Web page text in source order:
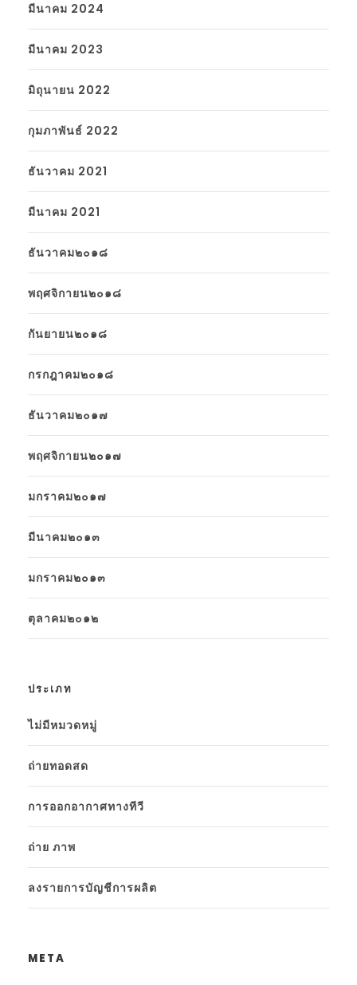
มีนาคม 2024
มีนาคม 2023
มิถุนายน 2022
กุมภาพันธ์ 2022
ธันวาคม 2021
มีนาคม 2021
ธันวาคม๒๐๑๘
พฤศจิกายน๒๐๑๘
กันยายน๒๐๑๘
กรกฎาคม๒๐๑๘
ธันวาคม๒๐๑๗
พฤศจิกายน๒๐๑๗
มกราคม๒๐๑๗
มีนาคม๒๐๑๓
มกราคม๒๐๑๓
ตุลาคม๒๐๑๒
ประเภท
ไม่มีหมวดหมู่
ถ่ายทอดสด
การออกอากาศทางทีวี
ถ่าย ภาพ
ลงรายการบัญชีการผลิต
META